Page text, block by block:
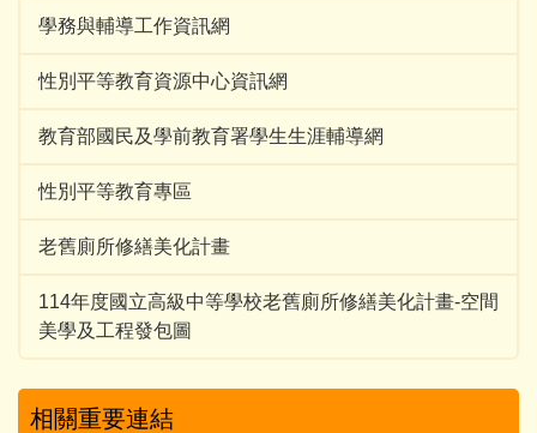
學務與輔導工作資訊網
性別平等教育資源中心資訊網
教育部國民及學前教育署學生生涯輔導網
性別平等教育專區
老舊廁所修繕美化計畫
114年度國立高級中等學校老舊廁所修繕美化計畫-空間
美學及工程發包圖
相關重要連結